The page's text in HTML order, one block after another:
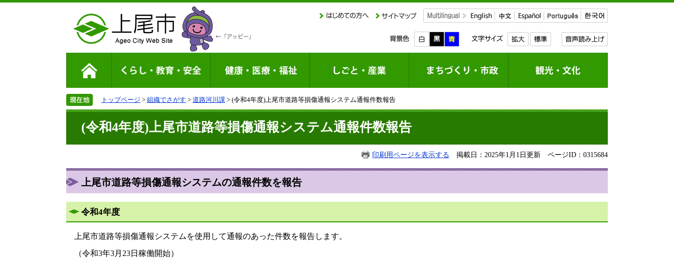
トップページ > 組織でさがす > 道路河川課 > (令和4年度)上尾市道路等損傷通報システム通報件数報告
(令和4年度)上尾市道路等損傷通報システム通報件数報告
印刷用ページを表示する 掲載日：2025年1月1日更新 ページID：0315684
上尾市道路等損傷通報システムの通報件数を報告
令和4年度
上尾市道路等損傷通報システムを使用して通報のあった件数を報告します。
（令和3年3月23日稼働開始）